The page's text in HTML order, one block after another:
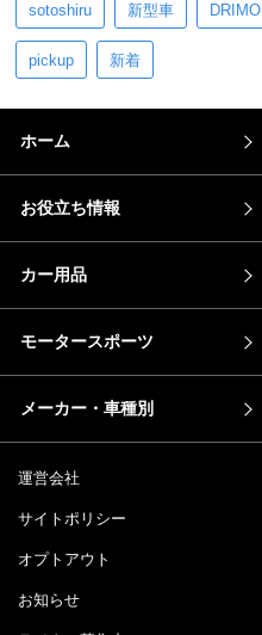
sotoshiru 新型車 DRIMO
pickup 新着
ホーム
お役立ち情報
カー用品
モータースポーツ
メーカー・車種別
運営会社
サイトポリシー
オプトアウト
お知らせ